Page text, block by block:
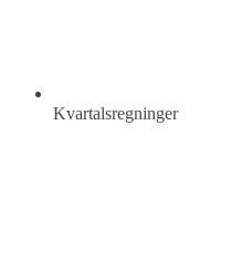
Kvartalsregninger